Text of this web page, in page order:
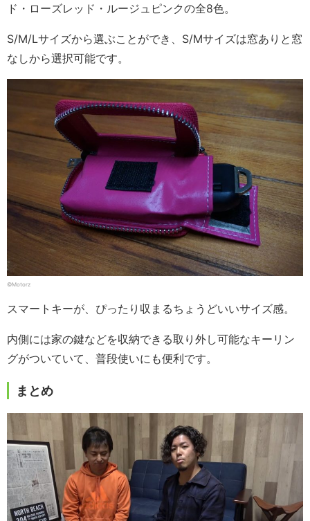
ド・ローズレッド・ルージュピンクの全8色。
S/M/Lサイズから選ぶことができ、S/Mサイズは窓ありと窓
なしから選択可能です。
©Motorz
スマートキーが、ぴったり収まるちょうどいいサイズ感。
内側には家の鍵などを収納できる取り外し可能なキーリン
グがついていて、普段使いにも便利です。
まとめ